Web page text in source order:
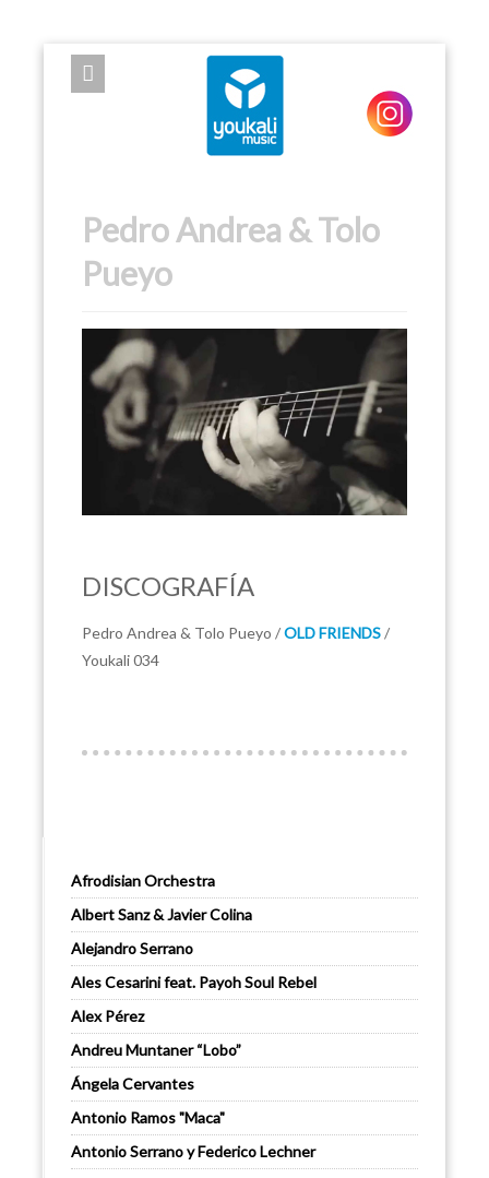
EXPOSE FRAMEWORK FOR JOOMLA 2.5 AND 3.0+
Pedro Andrea & Tolo
Pueyo
DISCOGRAFÍA
Pedro Andrea & Tolo Pueyo /OLD FRIENDS/
Youkali 034
Afrodisian Orchestra
Albert Sanz & Javier Colina
Alejandro Serrano
Ales Cesarini feat. Payoh Soul Rebel
Alex Pérez
Andreu Muntaner “Lobo”
Ángela Cervantes
Antonio Ramos "Maca"
Antonio Serrano y Federico Lechner